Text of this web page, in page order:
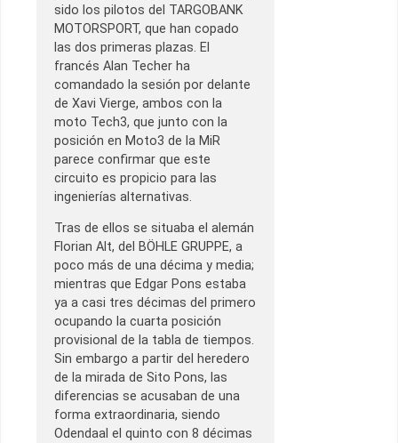
sido los pilotos del TARGOBANK
MOTORSPORT, que han copado
las dos primeras plazas. El
francés Alan Techer ha
comandado la sesión por delante
de Xavi Vierge, ambos con la
moto Tech3, que junto con la
posición en Moto3 de la MiR
parece confirmar que este
circuito es propicio para las
ingenierías alternativas.
Tras de ellos se situaba el alemán
Florian Alt, del BÖHLE GRUPPE, a
poco más de una décima y media;
mientras que Edgar Pons estaba
ya a casi tres décimas del primero
ocupando la cuarta posición
provisional de la tabla de tiempos.
Sin embargo a partir del heredero
de la mirada de Sito Pons, las
diferencias se acusaban de una
forma extraordinaria, siendo
Odendaal el quinto con 8 décimas